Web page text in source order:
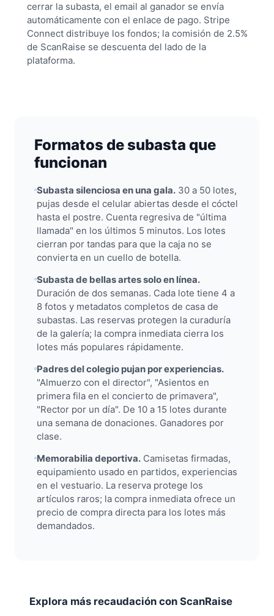
cerrar la subasta, el email al ganador se envía
automáticamente con el enlace de pago. Stripe
Connect distribuye los fondos; la comisión de 2.5%
de ScanRaise se descuenta del lado de la
plataforma.
Formatos de subasta que
funcionan
Subasta silenciosa en una gala.30 a 50 lotes,
pujas desde el celular abiertas desde el cóctel
hasta el postre. Cuenta regresiva de "última
llamada" en los últimos 5 minutos. Los lotes
cierran por tandas para que la caja no se
convierta en un cuello de botella.
Subasta de bellas artes solo en línea.
Duración de dos semanas. Cada lote tiene 4 a
8 fotos y metadatos completos de casa de
subastas. Las reservas protegen la curaduría
de la galería; la compra inmediata cierra los
lotes más populares rápidamente.
Padres del colegio pujan por experiencias.
"Almuerzo con el director", "Asientos en
primera fila en el concierto de primavera",
"Rector por un día". De 10 a 15 lotes durante
una semana de donaciones. Ganadores por
clase.
Memorabilia deportiva.Camisetas firmadas,
equipamiento usado en partidos, experiencias
en el vestuario. La reserva protege los
artículos raros; la compra inmediata ofrece un
precio de compra directa para los lotes más
demandados.
Explora más recaudación con ScanRaise